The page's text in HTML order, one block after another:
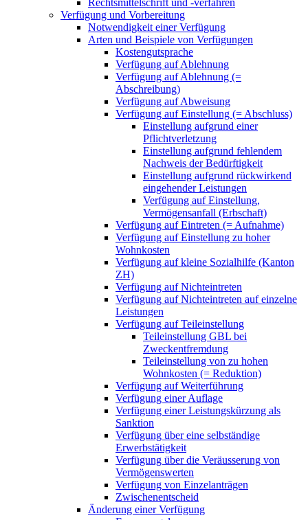
Verfügung und Vorbereitung
Notwendigkeit einer Verfügung
Arten und Beispiele von Verfügungen
Kostengutsprache
Verfügung auf Ablehnung
Verfügung auf Ablehnung (=
Abschreibung)
Verfügung auf Abweisung
Verfügung auf Einstellung (= Abschluss)
Einstellung aufgrund einer
Pflichtverletzung
Einstellung aufgrund fehlendem
Nachweis der Bedürftigkeit
Einstellung aufgrund rückwirkend
eingehender Leistungen
Verfügung auf Einstellung,
Vermögensanfall (Erbschaft)
Verfügung auf Eintreten (= Aufnahme)
Verfügung auf Einstellung zu hoher
Wohnkosten
Verfügung auf kleine Sozialhilfe (Kanton
ZH)
Verfügung auf Nichteintreten
Verfügung auf Nichteintreten auf einzelne
Leistungen
Verfügung auf Teileinstellung
Teileinstellung GBL bei
Zweckentfremdung
Teileinstellung von zu hohen
Wohnkosten (= Reduktion)
Verfügung auf Weiterführung
Verfügung einer Auflage
Verfügung einer Leistungskürzung als
Sanktion
Verfügung über eine selbständige
Erwerbstätigkeit
Verfügung über die Veräusserung von
Vermögenswerten
Verfügung von Einzelanträgen
Zwischenentscheid
Änderung einer Verfügung